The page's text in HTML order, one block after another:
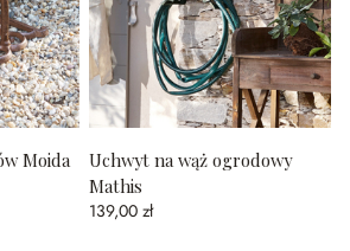
Moida
Uchwyt na wąż ogrodowy
Mathis
139,00 zł